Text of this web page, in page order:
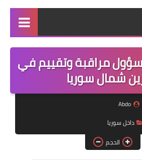
القائمة
مناقصات
فرص عمل داخل سوريا
فرص عمل في العراق
فرص عمل في اليمن
مراقبة وتقييم في
شمال سوريا
Abdo
داخل سوريا
الحجم